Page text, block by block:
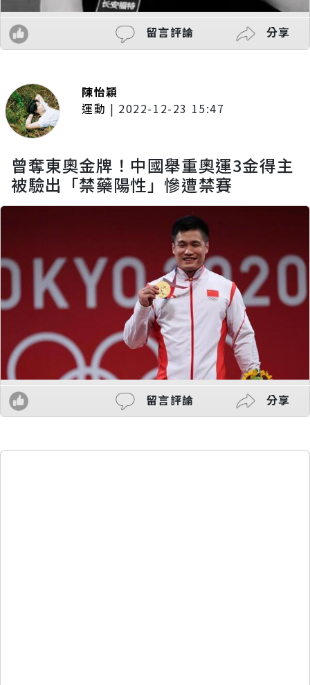
留言評論 分享
陳怡穎
運動 | 2022-12-23 15:47
曾奪東奧金牌！中國舉重奧運3金得主
被驗出「禁藥陽性」慘遭禁賽
留言評論 分享